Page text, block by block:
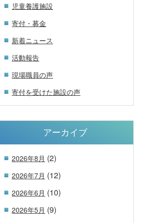
児童養護施設
寄付・募金
新着ニュース
活動報告
現場職員の声
寄付を受けた施設の声
アーカイブ
2026年8月 (2)
2026年7月 (12)
2026年6月 (10)
2026年5月 (9)